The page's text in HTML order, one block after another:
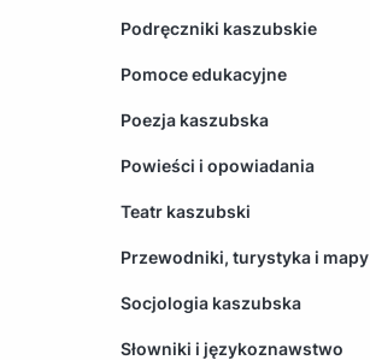
Podręczniki kaszubskie
Pomoce edukacyjne
Poezja kaszubska
Powieści i opowiadania
Teatr kaszubski
Przewodniki, turystyka i mapy
Socjologia kaszubska
Słowniki i językoznawstwo